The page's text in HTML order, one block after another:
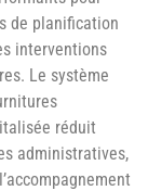
de planification
interventions
Le système
réduit
administratives,